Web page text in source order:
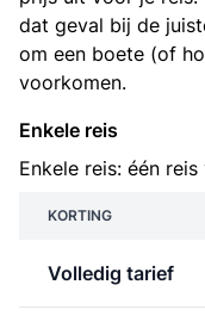
dat geval bij de
om een boete (of
voorkomen.
Enkele reis
Enkele reis: één
KORTING
Volledig tarief